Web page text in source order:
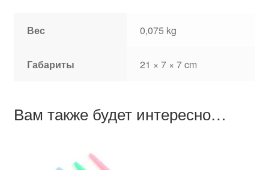
Вес 0,075 kg
Габариты 21 × 7 × 7 cm
Вам также будет интересно…